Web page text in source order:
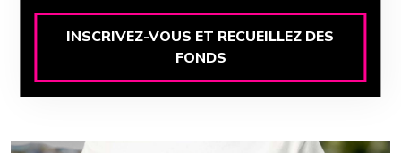
INSCRIVEZ-VOUS ET RECUEILLEZ DES
FONDS